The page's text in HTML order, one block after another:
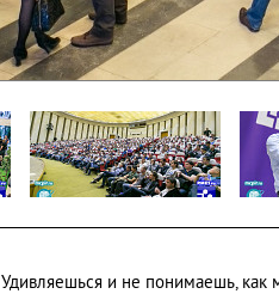
Удивляешься и не понимаешь, как